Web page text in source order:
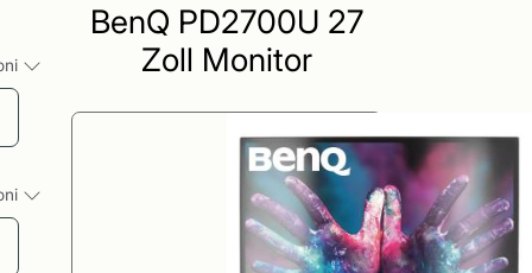
BenQ PD2700U 27
Zoll Monitor